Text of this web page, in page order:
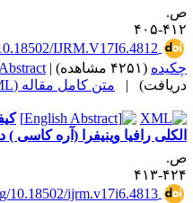
۴۰۵
10.18502/IJRM.V17I6.4812
(۴۲۵۱ مشاهده) |
Abstract |
| متن کامل مقاله (HTML)
رافیا وینیفرا (آره کاسی )
۴۱۳
10.18502/ijrm.v17i6.4813